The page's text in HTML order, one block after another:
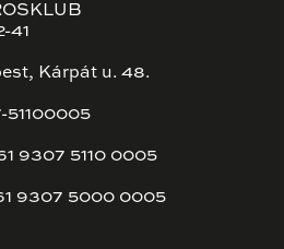
41
Kárpát u. 48.
9307 5110 0005
9307 5000 0005